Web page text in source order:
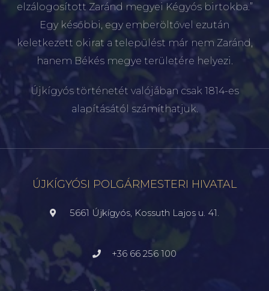
elzálogosított Zaránd megyei Kégyós birtokba.”
Egy későbbi, egy emberöltővel ezután
keletkezett okirat a települést már nem Zaránd,
hanem Békés megye területére helyezi.
Újkígyós történetét valójában csak 1814-es
alapításától számíthatjuk.
ÚJKÍGYÓSI POLGÁRMESTERI HIVATAL
5661 Újkígyós, Kossuth Lajos u. 41.
+36 66 256 100